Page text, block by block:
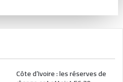
Côte d’Ivoire : les réserves de